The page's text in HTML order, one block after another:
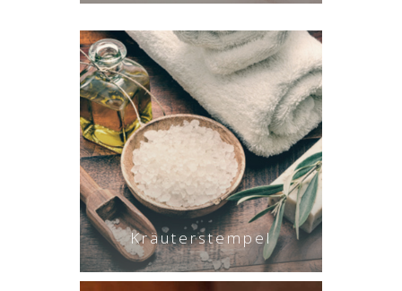
Kräuterstempel